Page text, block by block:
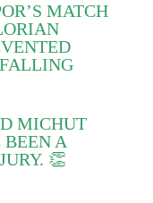
MATCH
MICHUT
A
👏